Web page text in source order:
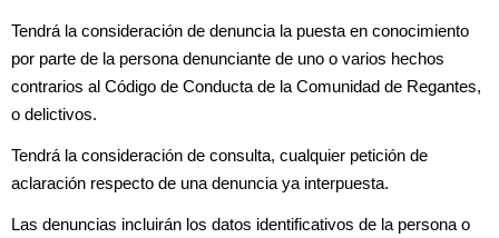
Tendrá la consideración de denuncia la puesta en conocimiento
por parte de la persona denunciante de uno o varios hechos
contrarios al Código de Conducta de la Comunidad de Regantes,
o delictivos.
Tendrá la consideración de consulta, cualquier petición de
aclaración respecto de una denuncia ya interpuesta.
Las denuncias incluirán los datos identificativos de la persona o